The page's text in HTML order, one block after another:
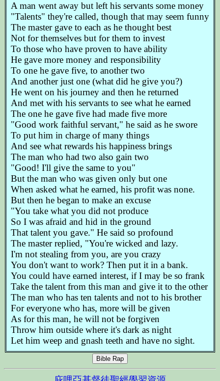
A man went away but left his servants some money
"Talents" they're called, though that may seem funny
The master gave to each as he thought best
Not for themselves but for them to invest
To those who have proven to have ability
He gave more money and responsibility
To one he gave five, to another two
And another just one (what did he give you?)
He went on his journey and then he returned
And met with his servants to see what he earned
The one he gave five had made five more
"Good work faithful servant," he said as he swore
To put him in charge of many things
And see what rewards his happiness brings
The man who had two also gain two
"Good! I'll give the same to you"
But the man who was given only but one
When asked what he earned, his profit was none.
But then he began to make an excuse
"You take what you did not produce
So I was afraid and hid in the ground
That talent you gave." He said so profound
The master replied, "You're wicked and lazy.
I'm not stealing from you, are you crazy
You don't want to work? Then put it in a bank.
You could have earned interest, if I may be so frank
Take the talent from this man and give it to the other
The man who has ten talents and not to his brother
For everyone who has, more will be given
As for this man, he will not be forgiven
Throw him outside where it's dark as night
Let him weep and gnash teeth and have no sight.
Bible Rap